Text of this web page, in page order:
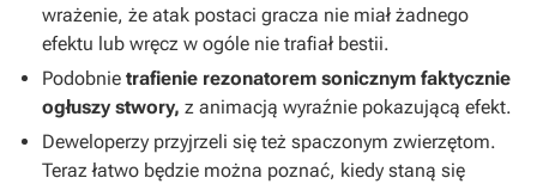
wrażenie, że atak postaci gracza nie miał żadnego
efektu lub wręcz w ogóle nie trafiał bestii.
Podobnie trafienie rezonatorem sonicznym faktycznie
ogłuszy stwory, z animacją wyraźnie pokazującą efekt.
Deweloperzy przyjrzeli się też spaczonym zwierzętom.
Teraz łatwo będzie można poznać, kiedy staną się